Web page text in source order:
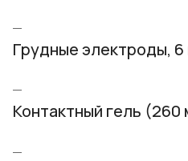
Грудные электроды, 6
Контактный гель (260